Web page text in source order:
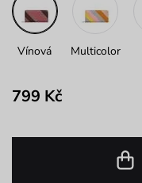
Vínová Multicolor
799 Kč